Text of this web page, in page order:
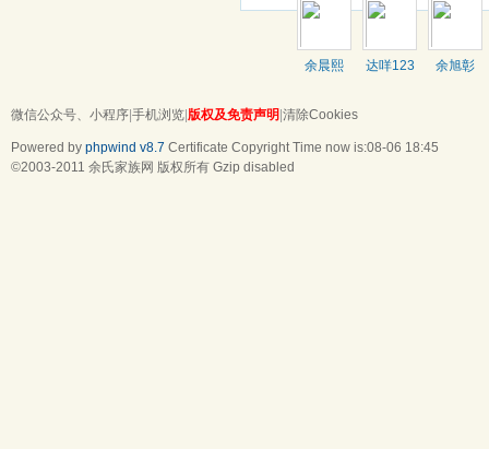
余晨熙 达咩123 余旭彰
微信公众号、小程序 手机浏览 版权及免责声明 清除Cookies
Powered by phpwind v8.7 Certificate Copyright Time now is:08-06 18:45
©2003-2011 余氏家族网 版权所有 Gzip disabled